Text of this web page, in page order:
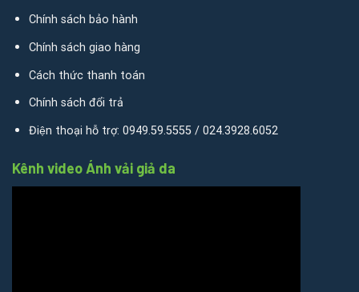
Chính sách bảo hành
Chính sách giao hàng
Cách thức thanh toán
Chính sách đổi trả
Điện thoại hỗ trợ: 0949.59.5555 / 024.3928.6052
Kênh video Ánh vải giả da